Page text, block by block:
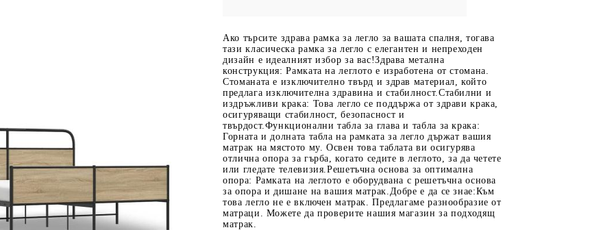
Ако търсите здрава рамка за легло за вашата спалня, тогава
тази класическа рамка за легло с елегантен и непреходен
дизайн е идеалният избор за вас!Здрава метална
конструкция: Рамката на леглото е изработена от стомана.
Стоманата е изключително твърд и здрав материал, който
предлага изключителна здравина и стабилност.Стабилни и
издръжливи крака: Това легло се поддържа от здрави крака,
осигуряващи стабилност, безопасност и
твърдост.Функционални табла за глава и табла за крака:
Горната и долната табла на рамката за легло държат вашия
матрак на мястото му. Освен това таблата ви осигурява
отлична опора за гърба, когато седите в леглото, за да четете
или гледате телевизия.Решетъчна основа за оптимална
опора: Рамката на леглото е оборудвана с решетъчна основа
за опора и дишане на вашия матрак.Добре е да се знае:Към
това легло не е включен матрак. Предлагаме разнообразие от
матраци. Можете да проверите нашия магазин за подходящ
матрак.